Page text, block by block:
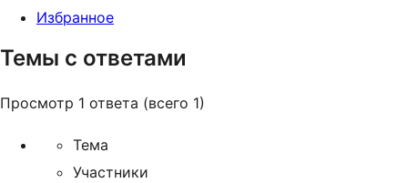
Избранное
Темы с ответами
Просмотр 1 ответа (всего 1)
Тема
Участники